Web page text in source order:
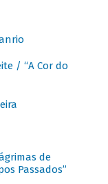
/ “A Cor do
de
Passados”